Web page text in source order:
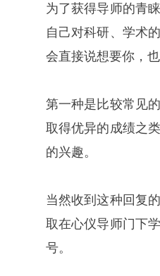
为了获得导师的青
自己对科研、学术
会直接说想要你，
第一种是比较常见
取得优异的成绩之
的兴趣。
当然收到这种回复
取在心仪导师门下
号。